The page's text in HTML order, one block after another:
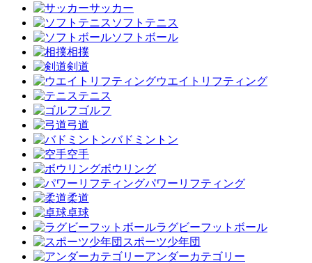
サッカー
ソフトテニス
ソフトボール
相撲
剣道
ウエイトリフティング
テニス
ゴルフ
弓道
バドミントン
空手
ボウリング
パワーリフティング
柔道
卓球
ラグビーフットボール
スポーツ少年団
アンダーカテゴリー